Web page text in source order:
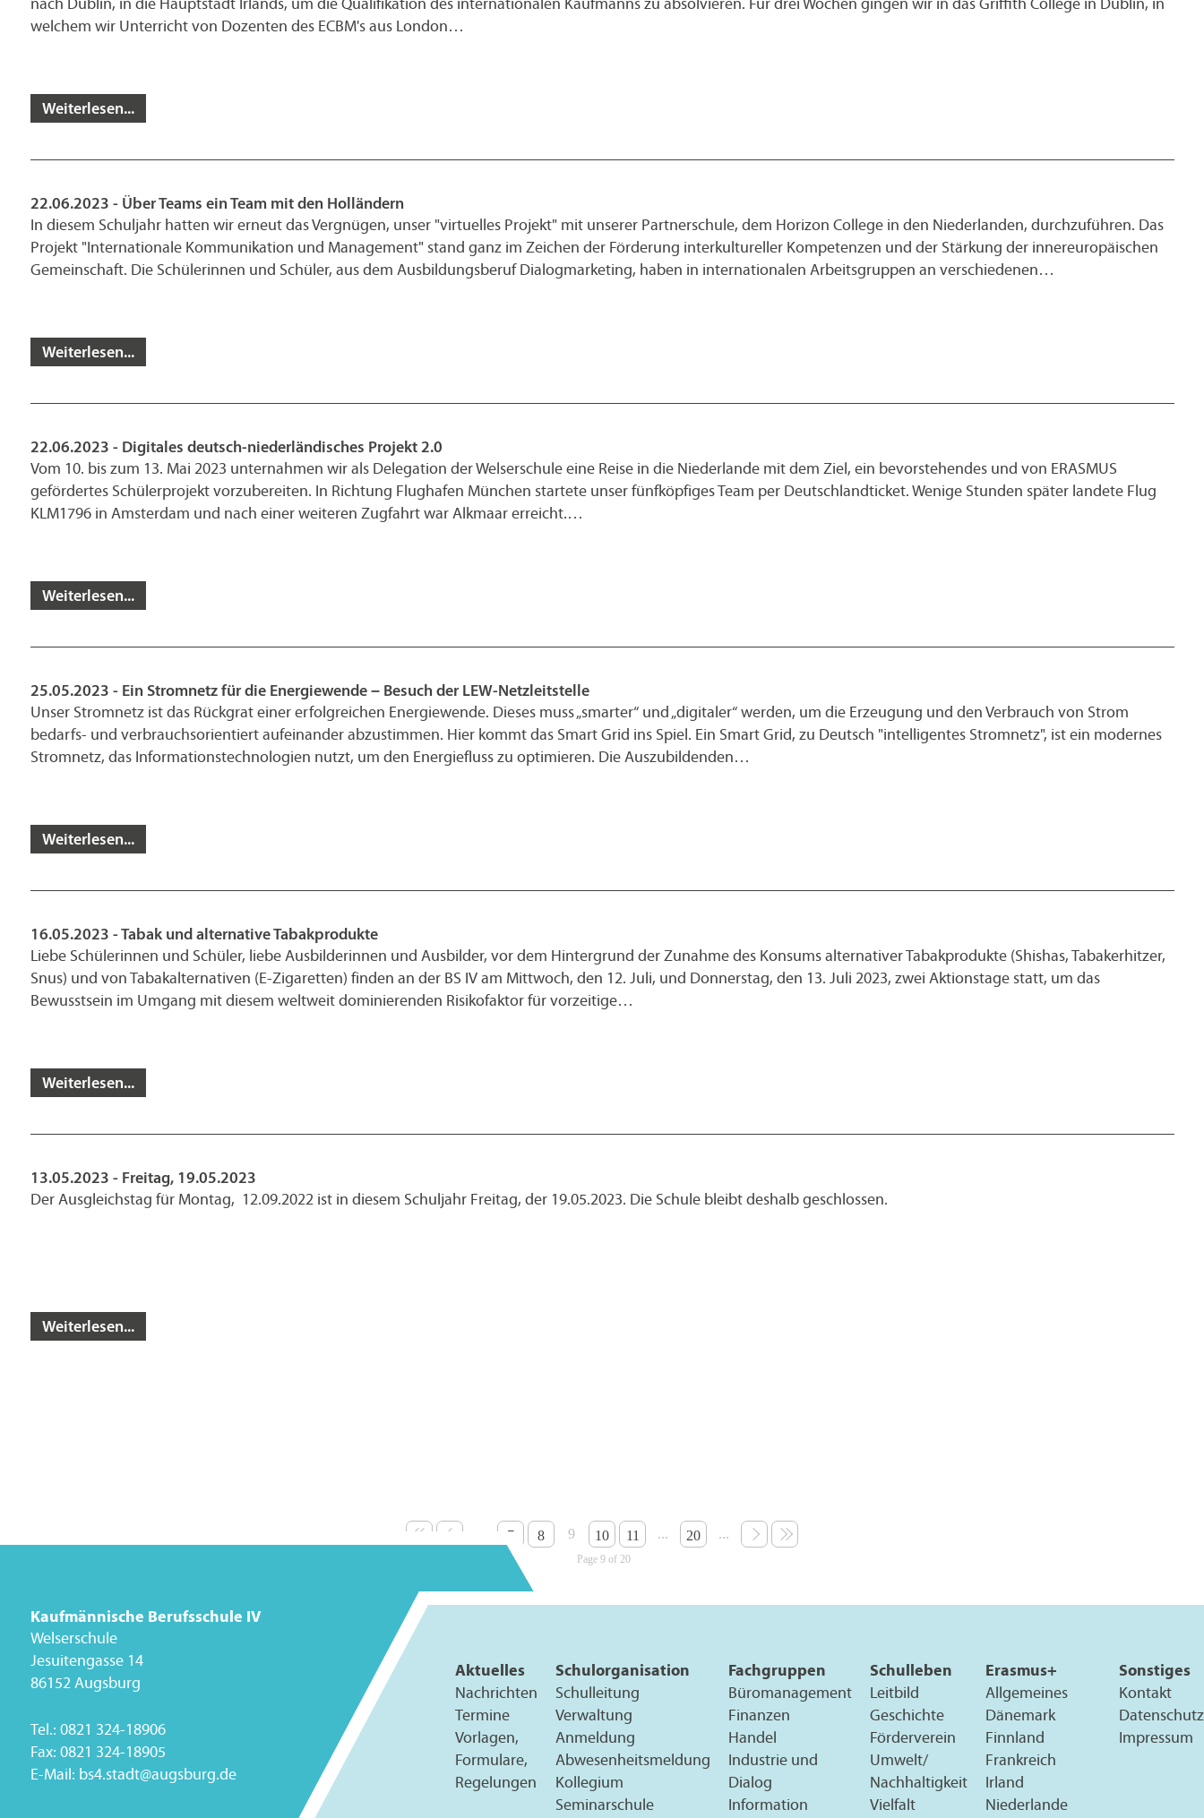
welchem wir Unterricht von Dozenten des ECBM's aus London…
Weiterlesen...
22.06.2023 - Über Teams ein Team mit den Holländern
In diesem Schuljahr hatten wir erneut das Vergnügen, unser "virtuelles Projekt" mit unserer Partnerschule, dem Horizon College in den Niederlanden, durchzuführen. Das
Projekt "Internationale Kommunikation und Management" stand ganz im Zeichen der Förderung interkultureller Kompetenzen und der Stärkung der innereuropäischen
Gemeinschaft. Die Schülerinnen und Schüler, aus dem Ausbildungsberuf Dialogmarketing, haben in internationalen Arbeitsgruppen an verschiedenen…
Weiterlesen...
22.06.2023 - Digitales deutsch-niederländisches Projekt 2.0
Vom 10. bis zum 13. Mai 2023 unternahmen wir als Delegation der Welserschule eine Reise in die Niederlande mit dem Ziel, ein bevorstehendes und von ERASMUS
gefördertes Schülerprojekt vorzubereiten. In Richtung Flughafen München startete unser fünfköpfiges Team per Deutschlandticket. Wenige Stunden später landete Flug
KLM1796 in Amsterdam und nach einer weiteren Zugfahrt war Alkmaar erreicht.…
Weiterlesen...
25.05.2023 - Ein Stromnetz für die Energiewende – Besuch der LEW-Netzleitstelle
Unser Stromnetz ist das Rückgrat einer erfolgreichen Energiewende. Dieses muss „smarter“ und „digitaler“ werden, um die Erzeugung und den Verbrauch von Strom
bedarfs- und verbrauchsorientiert aufeinander abzustimmen. Hier kommt das Smart Grid ins Spiel. Ein Smart Grid, zu Deutsch "intelligentes Stromnetz", ist ein modernes
Stromnetz, das Informationstechnologien nutzt, um den Energiefluss zu optimieren. Die Auszubildenden…
Weiterlesen...
16.05.2023 - Tabak und alternative Tabakprodukte
Liebe Schülerinnen und Schüler, liebe Ausbilderinnen und Ausbilder, vor dem Hintergrund der Zunahme des Konsums alternativer Tabakprodukte (Shishas, Tabakerhitzer,
Snus) und von Tabakalternativen (E-Zigaretten) finden an der BS IV am Mittwoch, den 12. Juli, und Donnerstag, den 13. Juli 2023, zwei Aktionstage statt, um das
Bewusstsein im Umgang mit diesem weltweit dominierenden Risikofaktor für vorzeitige…
Weiterlesen...
13.05.2023 - Freitag, 19.05.2023
Der Ausgleichstag für Montag, 12.09.2022 ist in diesem Schuljahr Freitag, der 19.05.2023. Die Schule bleibt deshalb geschlossen.
Weiterlesen...
Page 9 of 20
7 8 9 10 11 ... 20 ...
Aktuelles
Nachrichten
Termine
Vorlagen,
Formulare,
Regelungen
Schulorganisation
Schulleitung
Verwaltung
Anmeldung
Abwesenheitsmeldung
Kollegium
Seminarschule
Fachgruppen
Büromanagement
Finanzen
Handel
Industrie und
Dialog
Information
Schulleben
Leitbild
Geschichte
Förderverein
Umwelt/
Nachhaltigkeit
Vielfalt
Erasmus+
Allgemeines
Dänemark
Finnland
Frankreich
Irland
Niederlande
Sonstiges
Kontakt
Datenschutz
Impressum
Kaufmännische Berufsschule IV
Welserschule
Jesuitengasse 14
86152 Augsburg
Tel.: 0821 324-18906
Fax: 0821 324-18905
E-Mail: bs4.stadt@augsburg.de